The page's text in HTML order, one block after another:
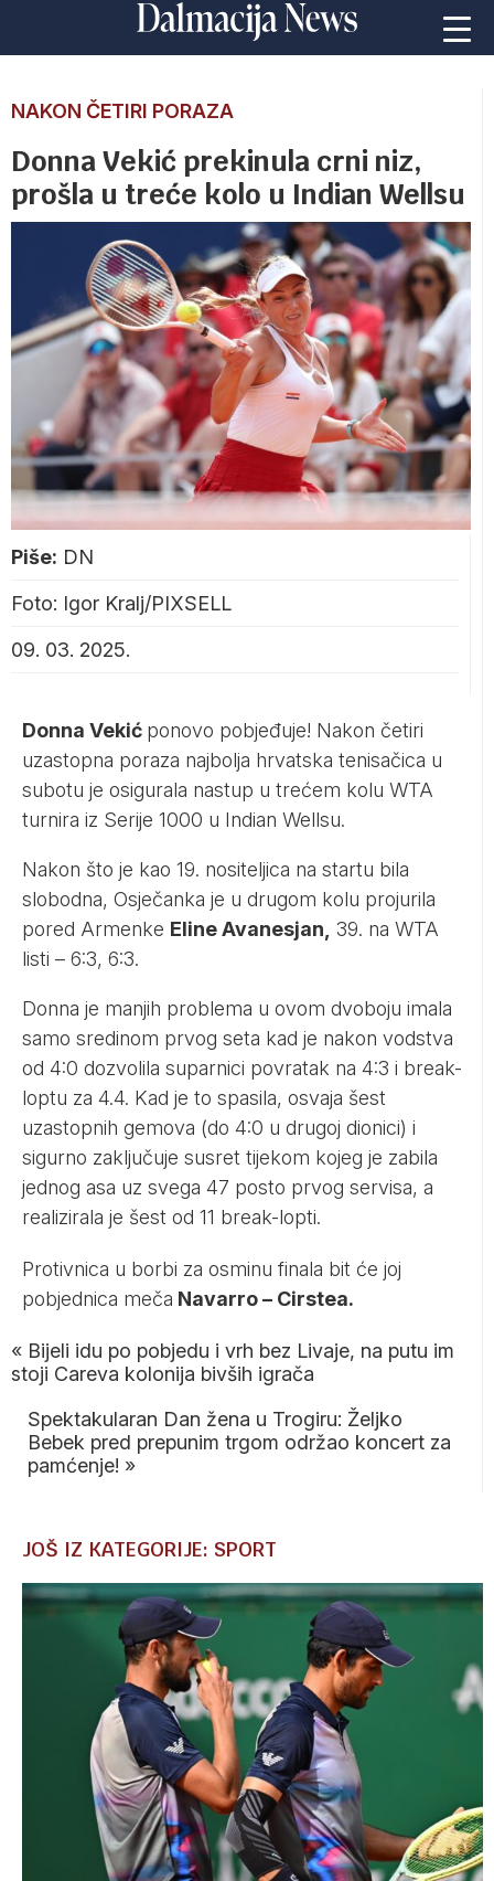
NAKON ČETIRI PORAZA
Donna Vekić prekinula crni niz,
prošla u treće kolo u Indian Wellsu
Piše: DN
Foto: Igor Kralj/PIXSELL
09. 03. 2025.
Donna Vekić ponovo pobjeđuje! Nakon četiri
uzastopna poraza najbolja hrvatska tenisačica u
subotu je osigurala nastup u trećem kolu WTA
turnira iz Serije 1000 u Indian Wellsu.
Nakon što je kao 19. nositeljica na startu bila
slobodna, Osječanka je u drugom kolu projurila
pored Armenke Eline Avanesjan,
39. na WTA
listi – 6:3, 6:3.
Donna je manjih problema u ovom dvoboju imala
samo sredinom prvog seta kad je nakon vodstva
od 4:0 dozvolila suparnici povratak na 4:3 i break-
loptu za 4.4. Kad je to spasila, osvaja šest
uzastopnih gemova (do 4:0 u drugoj dionici) i
sigurno zaključuje susret tijekom kojeg je zabila
jednog asa uz svega 47 posto prvog servisa, a
realizirala je šest od 11 break-lopti.
Protivnica u borbi za osminu finala bit će joj
pobjednica meča Navarro – Cirstea.
« Bijeli idu po pobjedu i vrh bez Livaje, na putu im
stoji Careva kolonija bivših igrača
Spektakularan Dan žena u Trogiru: Željko
Bebek pred prepunim trgom održao koncert za
pamćenje! »
JOŠ IZ KATEGORIJE: SPORT